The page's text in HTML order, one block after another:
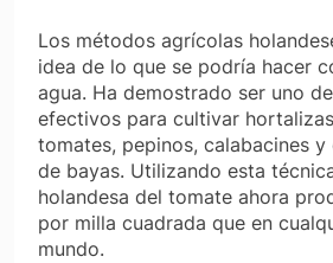
Los métodos agrícolas
idea de lo que se podría hacer
agua. Ha demostrado ser uno
efectivos para cultivar
tomates, pepinos, calabacines
de bayas. Utilizando esta
holandesa del tomate ahora
por milla cuadrada que en
mundo.